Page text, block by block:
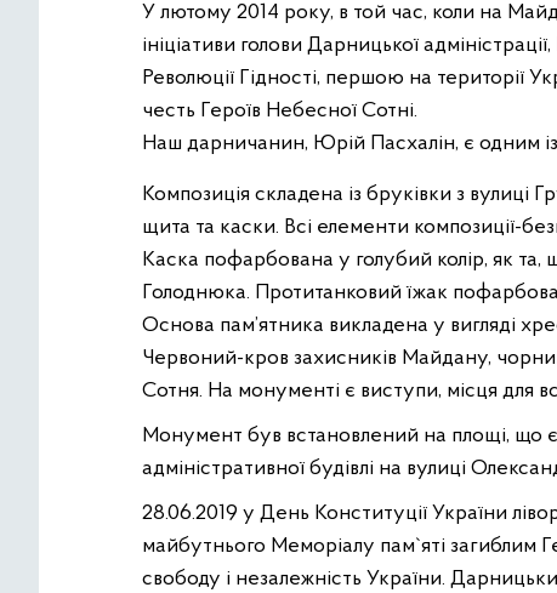
У лютому 2014 року, в той час, коли на
ініціативи голови Дарницької
Революції Гідності, першою на території
честь Героїв Небесної Сотні.
Наш дарничанин, Юрій Пасхалін, є одним із
Композиція складена із бруківки з вулиці
щита та каски. Всі елементи композиції-
Каска пофарбована у голубий колір, як
Голоднюка. Протитанковий їжак
Основа пам’ятника викладена у вигляді
Червоний-кров захисників Майдану,
Сотня. На монументі є виступи, місця для
Монумент був встановлений на площі, що
адміністративної будівлі на вулиці
28.06.2019 у День Конституції України
майбутнього Меморіалу пам`яті загиблим
свободу і незалежність України.